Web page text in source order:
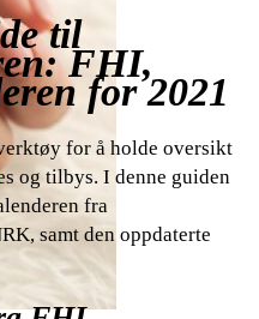
til
FHI,
for 2021
for å holde oversikt
og tilbys. I denne guiden
fra
samt den oppdaterte